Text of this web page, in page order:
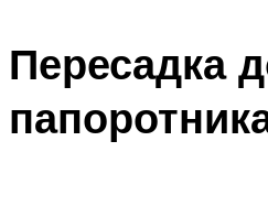
Пересадка